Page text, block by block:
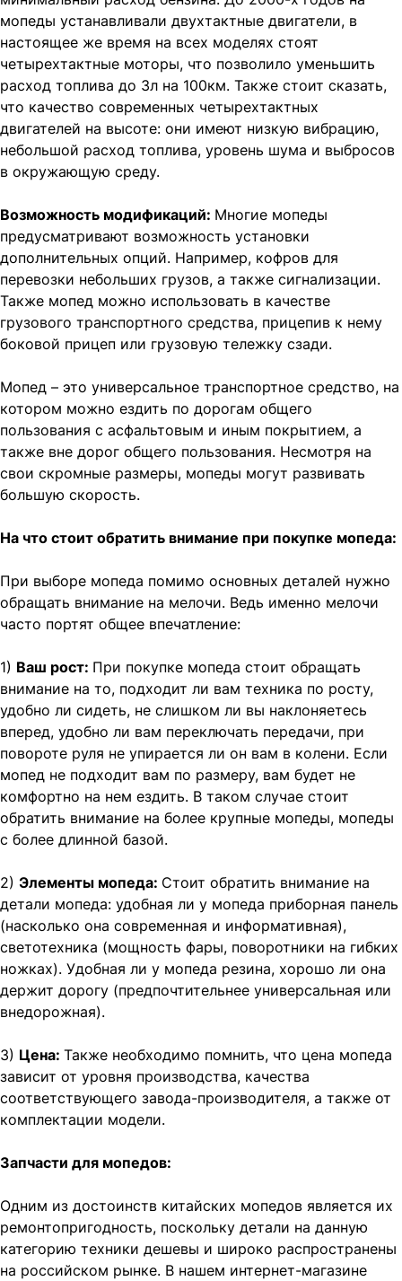
мопеды устанавливали двухтактные двигатели, в
настоящее же время на всех моделях стоят
четырехтактные моторы, что позволило уменьшить
расход топлива до 3л на 100км. Также стоит сказать,
что качество современных четырехтактных
двигателей на высоте: они имеют низкую вибрацию,
небольшой расход топлива, уровень шума и выбросов
в окружающую среду.
Возможность модификаций: Многие мопеды
предусматривают возможность установки
дополнительных опций. Например, кофров для
перевозки небольших грузов, а также сигнализации.
Также мопед можно использовать в качестве
грузового транспортного средства, прицепив к нему
боковой прицеп или грузовую тележку сзади.
Мопед – это универсальное транспортное средство, на
котором можно ездить по дорогам общего
пользования с асфальтовым и иным покрытием, а
также вне дорог общего пользования. Несмотря на
свои скромные размеры, мопеды могут развивать
большую скорость.
На что стоит обратить внимание при покупке мопеда:
При выборе мопеда помимо основных деталей нужно
обращать внимание на мелочи. Ведь именно мелочи
часто портят общее впечатление:
1) Ваш рост: При покупке мопеда стоит обращать
внимание на то, подходит ли вам техника по росту,
удобно ли сидеть, не слишком ли вы наклоняетесь
вперед, удобно ли вам переключать передачи, при
повороте руля не упирается ли он вам в колени. Если
мопед не подходит вам по размеру, вам будет не
комфортно на нем ездить. В таком случае стоит
обратить внимание на более крупные мопеды, мопеды
с более длинной базой.
2) Элементы мопеда: Стоит обратить внимание на
детали мопеда: удобная ли у мопеда приборная панель
(насколько она современная и информативная),
светотехника (мощность фары, поворотники на гибких
ножках). Удобная ли у мопеда резина, хорошо ли она
держит дорогу (предпочтительнее универсальная или
внедорожная).
3) Цена: Также необходимо помнить, что цена мопеда
зависит от уровня производства, качества
соответствующего завода-производителя, а также от
комплектации модели.
Запчасти для мопедов:
Одним из достоинств китайских мопедов является их
ремонтопригодность, поскольку детали на данную
категорию техники дешевы и широко распространены
на российском рынке. В нашем интернет-магазине